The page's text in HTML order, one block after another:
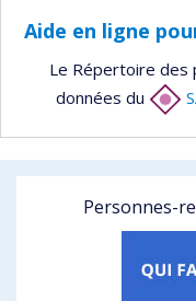
Aide en ligne
Le Répertoire des
données du
Personnes-